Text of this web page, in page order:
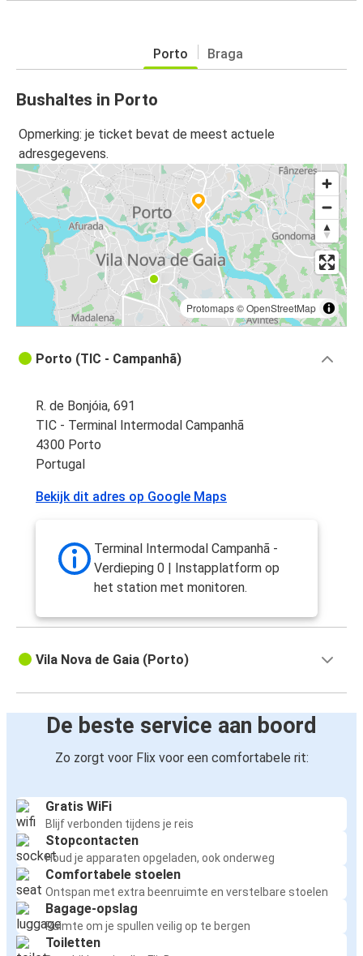
Porto Braga
Bushaltes in Porto
Opmerking: je ticket bevat de meest actuele
adresgegevens.
Protomaps©OpenStreetMap
Porto (TIC - Campanhã)
R. de Bonjóia, 691
TIC - Terminal Intermodal Campanhã
4300 Porto
Portugal
Bekijk dit adres op Google Maps
Terminal Intermodal Campanhã -
Verdieping 0 | Instapplatform op
het station met monitoren.
Vila Nova de Gaia (Porto)
De beste service aan boord
Zo zorgt voor Flix voor een comfortabele rit:
Gratis WiFi
Blijf verbonden tijdens je reis
Stopcontacten
Houd je apparaten opgeladen, ook onderweg
Comfortabele stoelen
Ontspan met extra beenruimte en verstelbare stoelen
Bagage-opslag
Ruimte om je spullen veilig op te bergen
Toiletten